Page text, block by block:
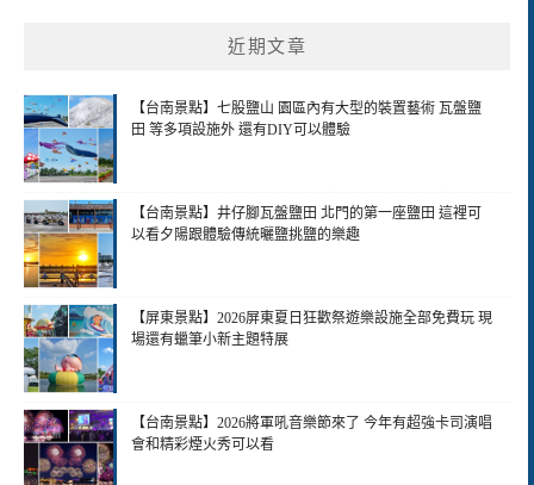
近期文章
【台南景點】七股鹽山 園區內有大型的裝置藝術 瓦盤鹽
田 等多項設施外 還有DIY可以體驗
【台南景點】井仔腳瓦盤鹽田 北門的第一座鹽田 這裡可
以看夕陽跟體驗傳統曬鹽挑鹽的樂趣
【屏東景點】2026屏東夏日狂歡祭遊樂設施全部免費玩 現
場還有蠟筆小新主題特展
【台南景點】2026將軍吼音樂節來了 今年有超強卡司演唱
會和精彩煙火秀可以看